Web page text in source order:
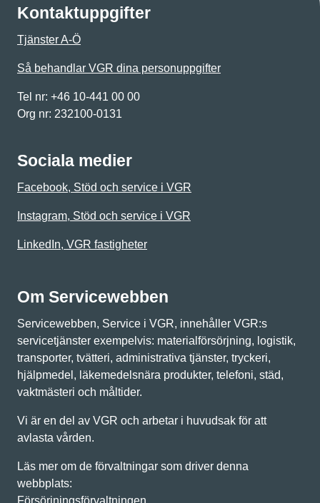
Kontaktuppgifter
Tjänster A-Ö
Så behandlar VGR dina personuppgifter
Tel nr: +46 10-441 00 00
Org nr: 232100-0131
Sociala medier
Facebook, Stöd och service i VGR
Instagram, Stöd och service i VGR
LinkedIn, VGR fastigheter
Om Servicewebben
Servicewebben, Service i VGR, innehåller VGR:s
servicetjänster exempelvis: materialförsörjning, logistik,
transporter, tvätteri, administrativa tjänster, tryckeri,
hjälpmedel, läkemedelsnära produkter, telefoni, städ,
vaktmästeri och måltider.
Vi är en del av VGR och arbetar i huvudsak för att
avlasta vården.
Läs mer om de förvaltningar som driver denna
webbplats:
Försörjningsförvaltningen